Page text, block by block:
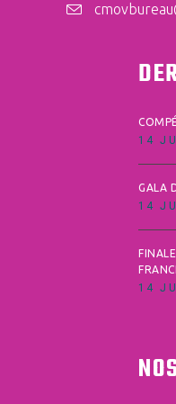
14
GALA
14
14